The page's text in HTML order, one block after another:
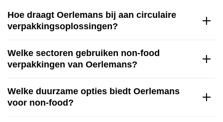
Hoe draagt Oerlemans bij aan circulaire
verpakkingsoplossingen?
Welke sectoren gebruiken non-food
verpakkingen van Oerlemans?
Welke duurzame opties biedt Oerlemans
voor non-food?